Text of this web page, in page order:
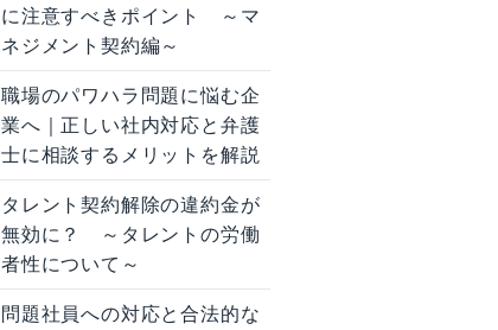
に注意すべきポイント ～マ
ネジメント契約編～
職場のパワハラ問題に悩む企
業へ｜正しい社内対応と弁護
士に相談するメリットを解説
タレント契約解除の違約金が
無効に？ ～タレントの労働
者性について～
問題社員への対応と合法的な